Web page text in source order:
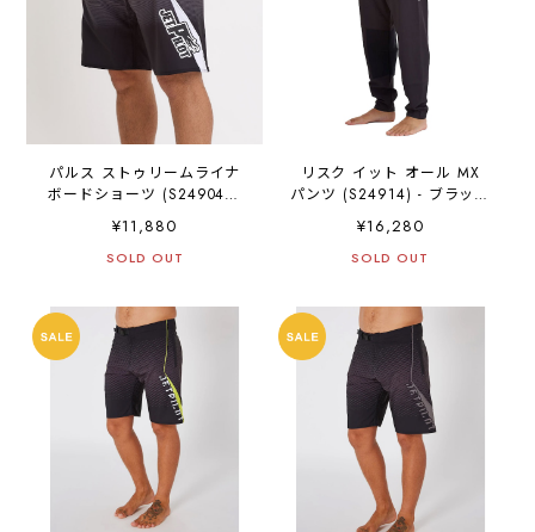
パルス ストゥリームライナ
ボードショーツ (S24904) -
ブラック
¥11,880
SOLD OUT
リスク イット オール MX
パンツ (S24914) - ブラック
グレー
¥16,280
SOLD OUT